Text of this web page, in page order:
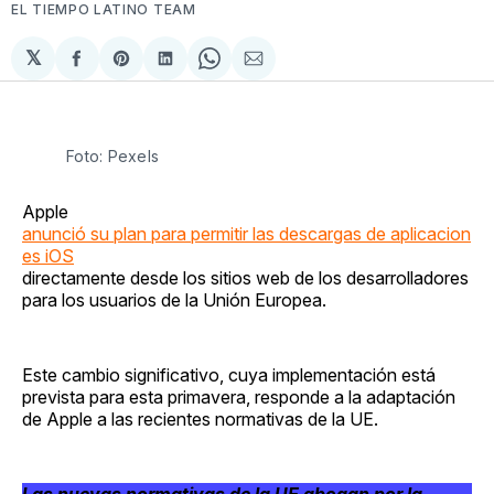
EL TIEMPO LATINO TEAM
𝕏
Compartir
en
Share
on
Compartir
en
Share
on
Compartir
via
Foto: Pexels
Apple
anunció su plan para permitir las descargas de aplicacion
es iOS
directamente desde los sitios web de los desarrolladores
para los usuarios de la Unión Europea.
Este cambio significativo, cuya implementación está
prevista para esta primavera, responde a la adaptación
de Apple a las recientes normativas de la UE.